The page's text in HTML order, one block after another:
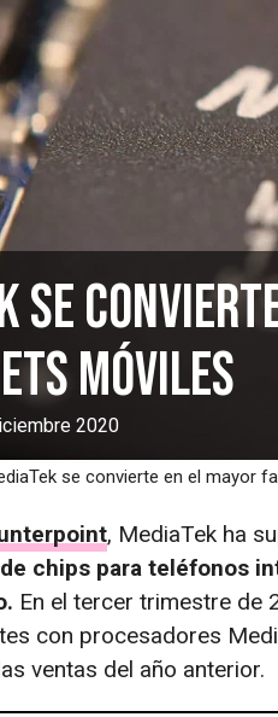
se
móviles
2020
se convierte en el mayor
, MediaTek ha
chips para teléfonos
En el tercer trimestre de
con procesadores
ventas del año anterior.